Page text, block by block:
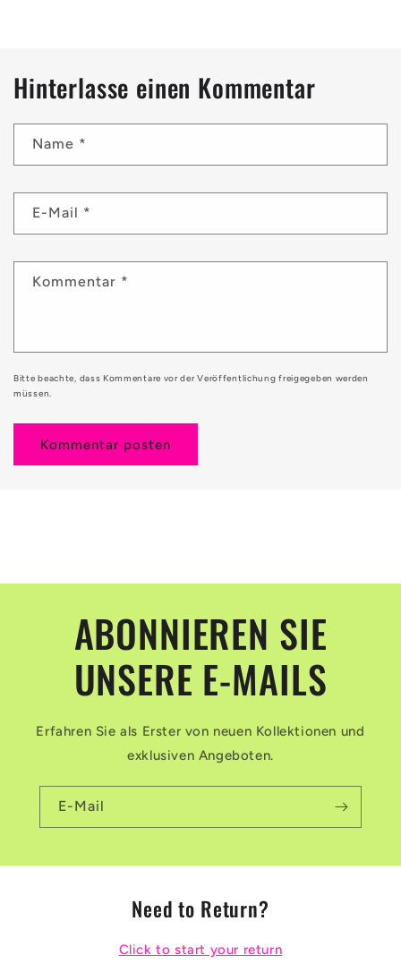
Hinterlasse einen Kommentar
Name *
E-Mail *
Kommentar *
Bitte beachte, dass Kommentare vor der Veröffentlichung freigegeben werden
müssen.
ABONNIEREN SIE
UNSERE E-MAILS
Erfahren Sie als Erster von neuen Kollektionen und
exklusiven Angeboten.
E-Mail
Need to Return?
Click to start your return